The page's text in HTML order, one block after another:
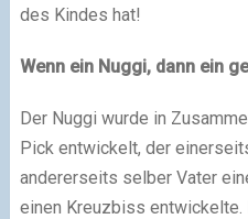
des Kindes hat!
Wenn ein Nuggi, dann ein
Der Nuggi wurde in
Pick entwickelt, der
andererseits selber Vater
einen Kreuzbiss entwickelte.